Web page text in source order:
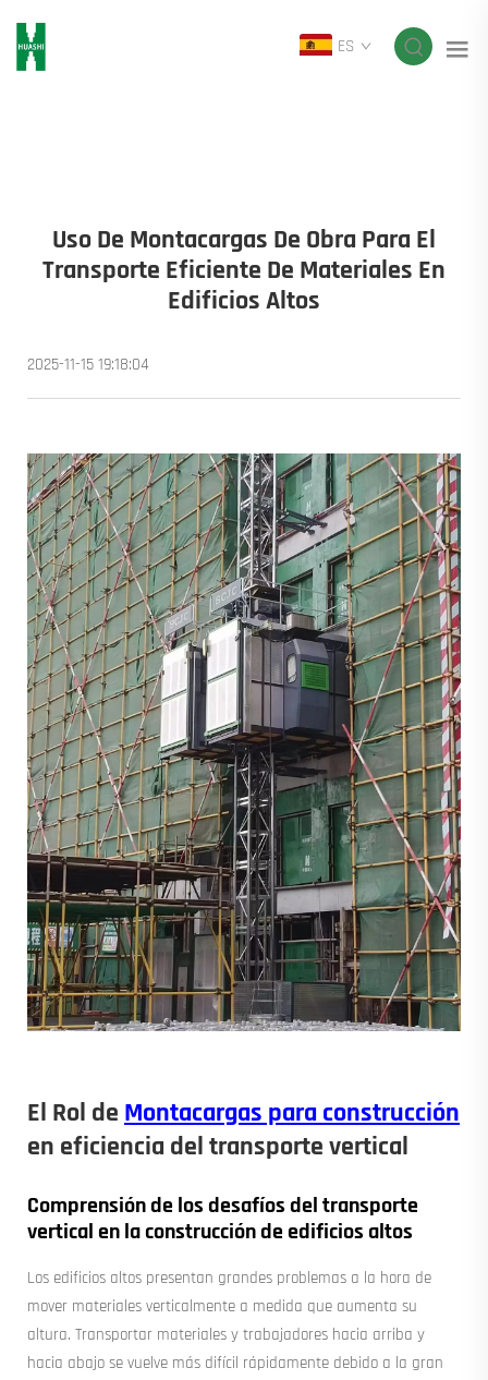
ES
Uso De Montacargas De Obra Para El
Transporte Eficiente De Materiales En
Edificios Altos
2025-11-15 19:18:04
El Rol de Montacargas para construcción
en eficiencia del transporte vertical
Comprensión de los desafíos del transporte
vertical en la construcción de edificios altos
Los edificios altos presentan grandes problemas a la hora de
mover materiales verticalmente a medida que aumenta su
altura. Transportar materiales y trabajadores hacia arriba y
hacia abajo se vuelve más difícil rápidamente debido a la gran